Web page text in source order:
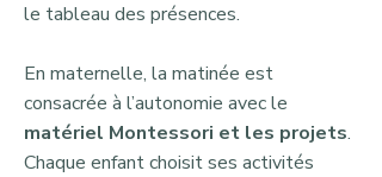
le tableau des présences.
En maternelle, la matinée est
consacrée à l’autonomie avec le
matériel Montessori et les projets.
Chaque enfant choisit ses activités